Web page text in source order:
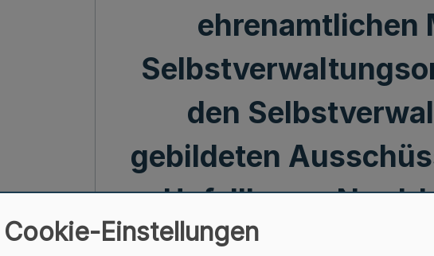
ehrenamtlichen
den
gebildeten
Unfallkasse
Cookie-Einstellungen